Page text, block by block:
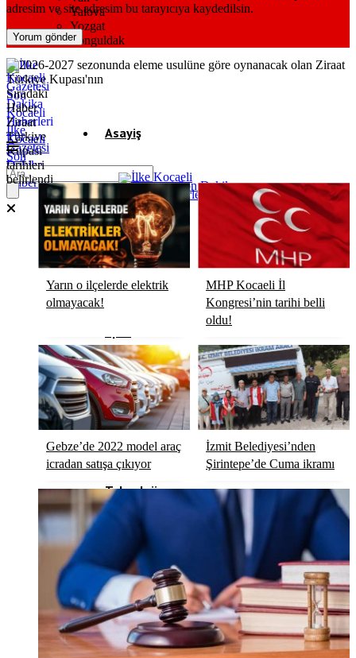
Yalova
Yozgat
Zonguldak
İlke
Kocaeli
Gazetesi
Son
Dakika
Kocaeli
Haberleri
Asayiş
Gündem
Ekonomi
Politika
Dünya
Magazin
Sağlık
Eğitim
Teknoloji
Köşe Yazıları
Video Galeri
Röportaj
Resmi İlanlar
adresim ve site adresim bu tarayıcıya kaydedilsin.
Sıradaki
Haber
Ziraat
Türkiye
Kupası
tarihleri
belirlendi
Yarın o ilçelerde elektrik
olmayacak!
MHP Kocaeli İl
Kongresi’nin tarihi belli
oldu!
Gebze’de 2022 model araç
icradan satışa çıkıyor
İzmit Belediyesi’nden
Şirintepe’de Cuma ikramı